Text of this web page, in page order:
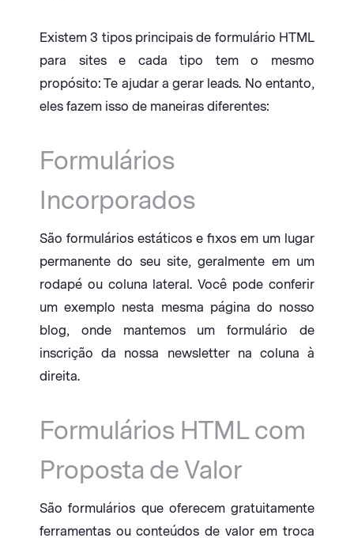
Existem 3 tipos principais de formulário HTML
para sites e cada tipo tem o mesmo
propósito: Te ajudar a gerar leads. No entanto,
eles fazem isso de maneiras diferentes:
Formulários
Incorporados
São formulários estáticos e fixos em um lugar
permanente do seu site, geralmente em um
rodapé ou coluna lateral. Você pode conferir
um exemplo nesta mesma página do nosso
blog, onde mantemos um formulário de
inscrição da nossa newsletter na coluna à
direita.
Formulários HTML com
Proposta de Valor
São formulários que oferecem gratuitamente
ferramentas ou conteúdos de valor em troca